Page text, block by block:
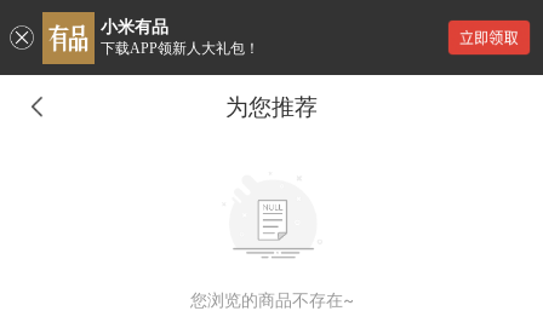
小米有品
下载APP领新人大礼包！
为您推荐
您浏览的商品不存在~